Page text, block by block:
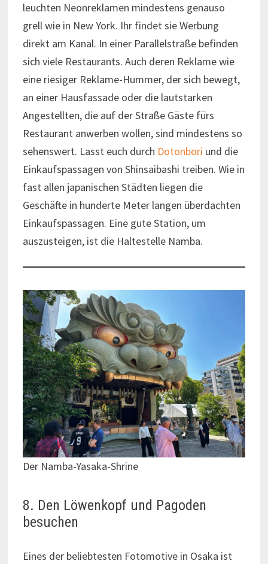
leuchten Neonreklamen mindestens genauso
grell wie in New York. Ihr findet sie Werbung
direkt am Kanal. In einer Parallelstraße befinden
sich viele Restaurants. Auch deren Reklame wie
eine riesiger Reklame-Hummer, der sich bewegt,
an einer Hausfassade oder die lautstarken
Angestellten, die auf der Straße Gäste fürs
Restaurant anwerben wollen, sind mindestens so
sehenswert. Lasst euch durch Dotonbori und die
Einkaufspassagen von Shinsaibashi treiben. Wie in
fast allen japanischen Städten liegen die
Geschäfte in hunderte Meter langen überdachten
Einkaufspassagen. Eine gute Station, um
auszusteigen, ist die Haltestelle Namba.
Der Namba-Yasaka-Shrine
8. Den Löwenkopf und Pagoden
besuchen
Eines der beliebtesten Fotomotive in Osaka ist